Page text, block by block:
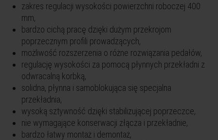
zakres regulacji wysokości powierzchni roboczej 400
mm,
bardzo cichą pracę dzięki dużym przekrojom
poprzecznym profili prowadzących,
możliwość rozszerzenia o różne rozwiązania pedałów,
regulację wysokości za pomocą płynnych przekładni z
odwracalną korbką,
solidna, płynna i samoblokująca się specjalna
przekładnia,
wysoką sztywność dzięki stabilizującej poprzeczce,
nie wymagające konserwacji złącza i przekładnie,
bardzo łatwy montaż i demontaż,